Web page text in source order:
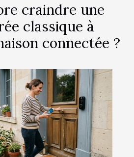
craindre une
classique à
connectée ?